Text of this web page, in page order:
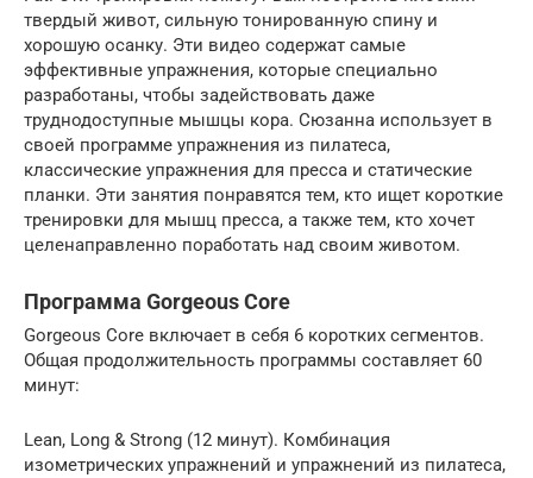
твердый живот, сильную тонированную спину и
хорошую осанку. Эти видео содержат самые
эффективные упражнения, которые специально
разработаны, чтобы задействовать даже
труднодоступные мышцы кора. Сюзанна использует в
своей программе упражнения из пилатеса,
классические упражнения для пресса и статические
планки. Эти занятия понравятся тем, кто ищет короткие
тренировки для мышц пресса, а также тем, кто хочет
целенаправленно поработать над своим животом.
Программа Gorgeous Core
Gorgeous Core включает в себя 6 коротких сегментов.
Общая продолжительность программы составляет 60
минут:
Lean, Long & Strong (12 минут). Комбинация
изометрических упражнений и упражнений из пилатеса,